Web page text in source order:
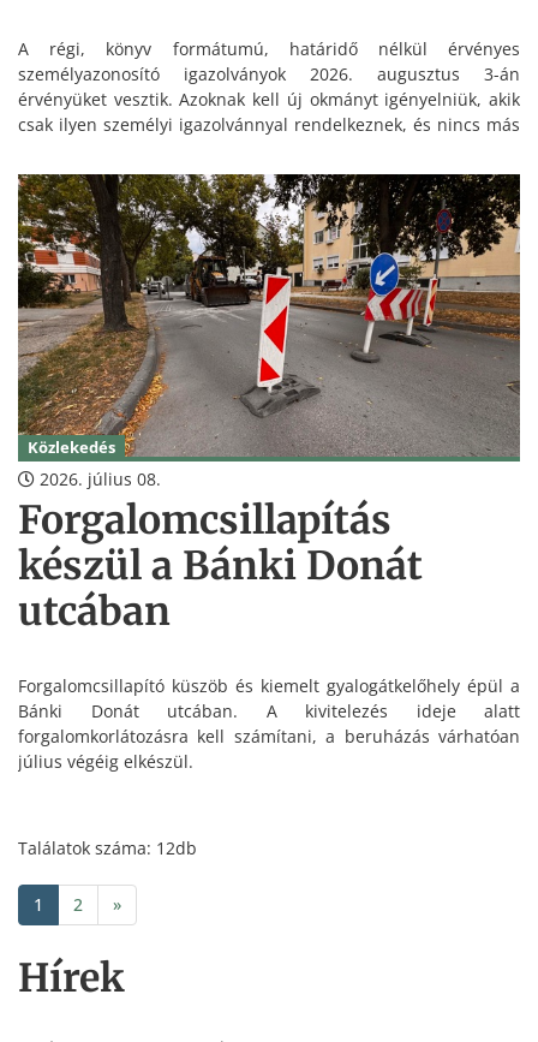
Hírek
A régi, könyv formátumú, határidő nélkül érvényes
személyazonosító igazolványok 2026. augusztus 3-án
érvényüket vesztik. Azoknak kell új okmányt igényelniük, akik
csak ilyen személyi igazolvánnyal rendelkeznek, és nincs más
Közlekedés
2026. július 08.
Forgalomcsillapítás
készül a Bánki Donát
utcában
Forgalomcsillapító küszöb és kiemelt gyalogátkelőhely épül a
Bánki Donát utcában. A kivitelezés ideje alatt
forgalomkorlátozásra kell számítani, a beruházás várhatóan
július végéig elkészül.
Találatok száma: 12db
1 2 »